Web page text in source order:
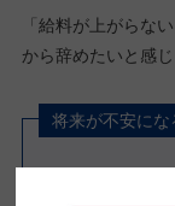
「給料が上がらな
から辞めたいと感
将来が不安にな